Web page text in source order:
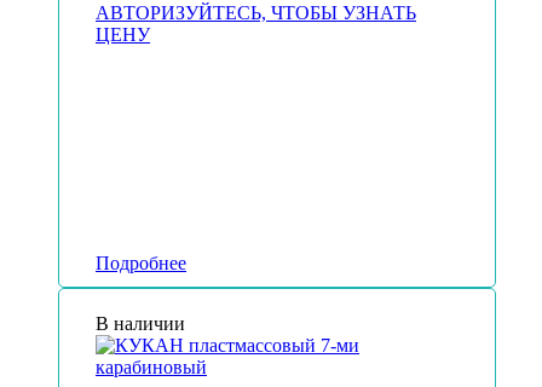
АВТОРИЗУЙТЕСЬ, ЧТОБЫ УЗНАТЬ
ЦЕНУ
Подробнее
В наличии